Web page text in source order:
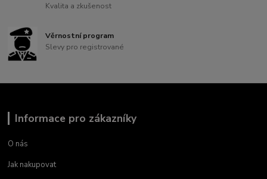
Kvalita a zkušenost
Věrnostní program
Slevy pro registrované
Informace pro zákazníky
O nás
Jak nakupovat